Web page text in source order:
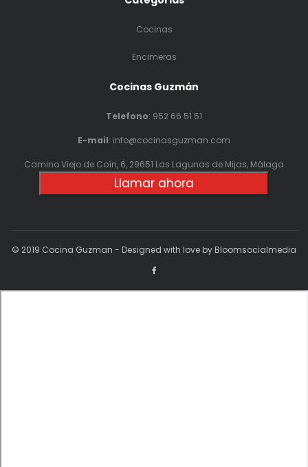
Cocinas
Encimeras
Cocinas Guzmán
Telefono: 952 66 51 51
E-mail: info@cocinasguzman.com
Camino Viejo de Coín, 6, 29651 Las Lagunas de Mijas, Málaga
Llamar ahora
© 2019 Cocina Guzman - Designed with love by Bloomsocialmedia